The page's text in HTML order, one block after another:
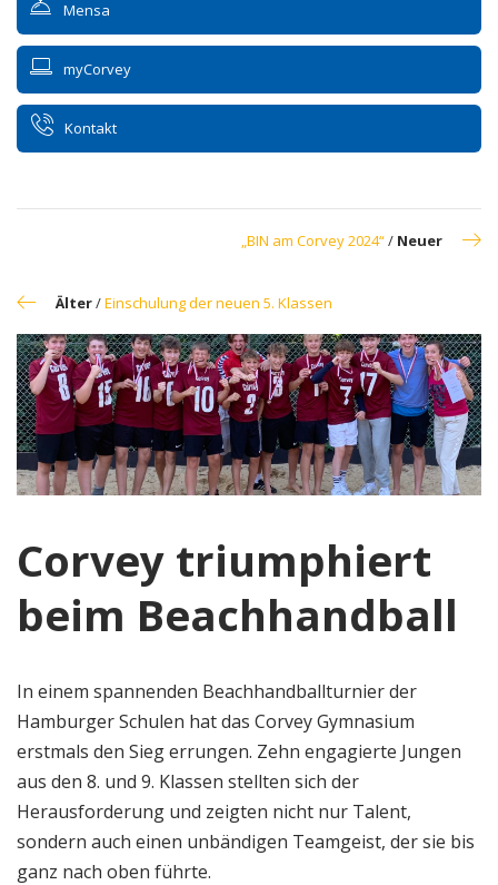
Mensa
myCorvey
Kontakt
„BIN am Corvey 2024“/ Neuer
Älter/Einschulung der neuen 5. Klassen
Corvey triumphiert
beim Beachhandball
In einem spannenden Beachhandballturnier der
Hamburger Schulen hat das Corvey Gymnasium
erstmals den Sieg errungen. Zehn engagierte Jungen
aus den 8. und 9. Klassen stellten sich der
Herausforderung und zeigten nicht nur Talent,
sondern auch einen unbändigen Teamgeist, der sie bis
ganz nach oben führte.